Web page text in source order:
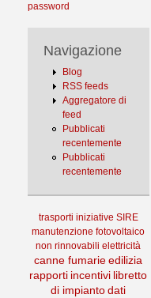
password
Navigazione
Blog
RSS feeds
Aggregatore di
feed
Pubblicati
recentemente
Pubblicati
recentemente
trasporti iniziative SIRE
manutenzione fotovoltaico
non rinnovabili elettricità
canne fumarie edilizia
rapporti incentivi libretto
di impianto dati